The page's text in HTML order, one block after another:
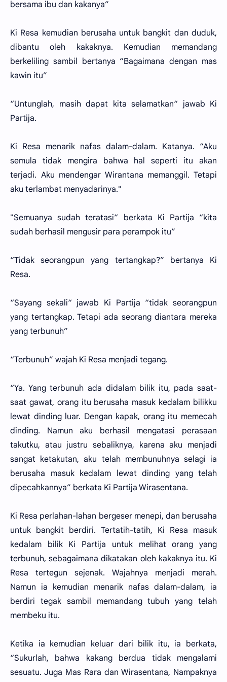
bersama ibu dan kakanya”
Ki Resa kemudian berusaha untuk bangkit dan duduk,
dibantu oleh kakaknya. Kemudian memandang
berkeliling sambil bertanya “Bagaimana dengan mas
kawin itu”
“Untunglah, masih dapat kita selamatkan“ jawab Ki
Partija.
Ki Resa menarik nafas dalam-dalam. Katanya. “Aku
semula tidak mengira bahwa hal seperti itu akan
terjadi. Aku mendengar Wirantana memanggil. Tetapi
aku terlambat menyadarinya."
"Semuanya sudah teratasi“ berkata Ki Partija “kita
sudah berhasil mengusir para perampok itu”
“Tidak seorangpun yang tertangkap?” bertanya Ki
Resa.
“Sayang sekali“ jawab Ki Partija “tidak seorangpun
yang tertangkap. Tetapi ada seorang diantara mereka
yang terbunuh”
“Terbunuh” wajah Ki Resa menjadi tegang.
“Ya. Yang terbunuh ada didalam bilik itu, pada saat-
saat gawat, orang itu berusaha masuk kedalam bilikku
lewat dinding luar. Dengan kapak, orang itu memecah
dinding. Namun aku berhasil mengatasi perasaan
takutku, atau justru sebaliknya, karena aku menjadi
sangat ketakutan, aku telah membunuhnya selagi ia
berusaha masuk kedalam lewat dinding yang telah
dipecahkannya” berkata Ki Partija Wirasentana.
Ki Resa perlahan-lahan bergeser menepi, dan berusaha
untuk bangkit berdiri. Tertatih-tatih, Ki Resa masuk
kedalam bilik Ki Partija untuk melihat orang yang
terbunuh, sebagaimana dikatakan oleh kakaknya itu. Ki
Resa tertegun sejenak. Wajahnya menjadi merah.
Namun ia kemudian menarik nafas dalam-dalam, ia
berdiri tegak sambil memandang tubuh yang telah
membeku itu.
Ketika ia kemudian keluar dari bilik itu, ia berkata,
“Sukurlah, bahwa kakang berdua tidak mengalami
sesuatu. Juga Mas Rara dan Wirasentana, Nampaknya